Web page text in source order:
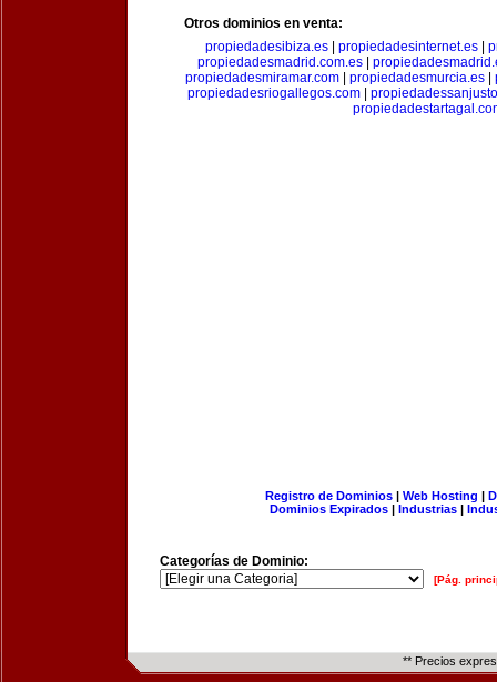
Otros dominios en venta:
propiedadesibiza.es
propiedadesinternet.es
propiedadesmadrid.com.es
propiedadesmiramar.com
propiedadesmurcia.es
propiedadesriogallegos.com|
Registro de Dominios| Web Hosting |
Dominios Expirados | Industrias |
Categorías de Dominio:
[Pág.
** Precios